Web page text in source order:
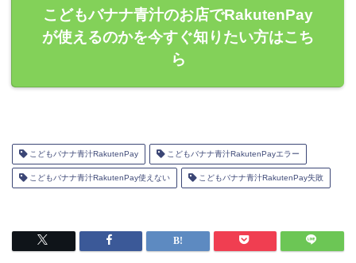
こどもバナナ青汁のお店でRakutenPay
が使えるのかを今すぐ知りたい方はこち
ら
こどもバナナ青汁RakutenPay こどもバナナ青汁RakutenPayエラー
こどもバナナ青汁RakutenPay使えない こどもバナナ青汁RakutenPay失敗